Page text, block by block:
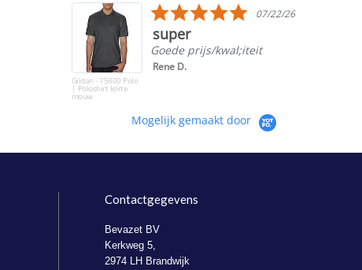
Gildan - 75800 Polo
| Poloshirt korte
mouw
5.0
star
07/22/26
super
Goede prijs/kwal;iteit
Rene D.
Mogelijk gemaakt door
Contactgegevens
Bevazet BV
Kerkweg 5,
2974 LH Brandwijk